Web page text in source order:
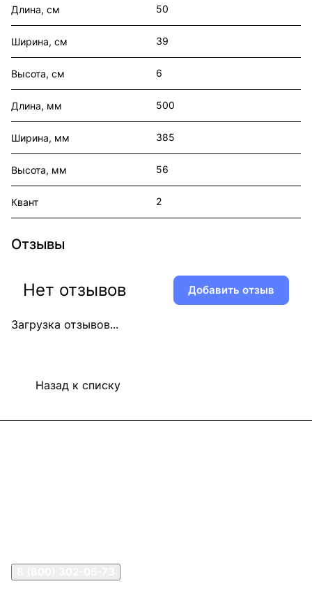
Длина, см 50
Ширина, см 39
Высота, см 6
Длина, мм 500
Ширина, мм 385
Высота, мм 56
Квант 2
Отзывы
Загрузка отзывов...
Нет отзывов Добавить отзыв
Назад к списку